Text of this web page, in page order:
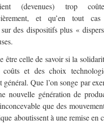
(devenues) trop
et qu’en tout
des dispositifs plus «
être celle de savoir si la
et des choix
Que l’on songe par
nouvelle génération de
que des
aboutissent à une remise en